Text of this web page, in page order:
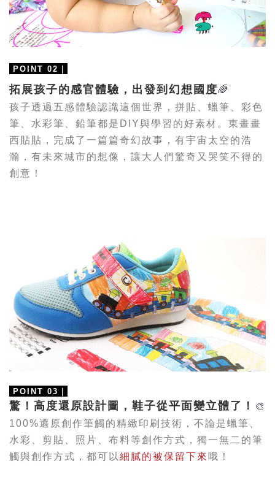
POINT 02 ｜
拓展孩子的感官體驗，出發到幻想國度🌈
孩子透過五感體驗認識這個世界，拼貼、蠟筆、彩色
筆、水彩筆、鉛筆都是DIY與學習的好素材。東畫畫
西貼貼，完成了一篇篇奇幻故事，有宇宙太空的浩
瀚，有未來城市的想像，讓大人們驚奇又哭笑不得的
創意 ！
POINT 03
驚！高度還原設計圖，鞋子從平面變立體了！
🎨
100%還原創作筆觸的精緻印刷技術，不論是蠟筆、
水彩、剪貼、照片、布料等創作方式，獨一無二的筆
觸與創作方式，都可以 細膩的被保留下來 哦！